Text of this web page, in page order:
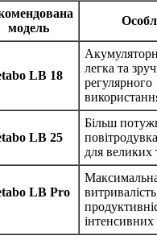
модель
LB 18
легка та
регулярного
LB 25
Більш
для великих
LB Pro